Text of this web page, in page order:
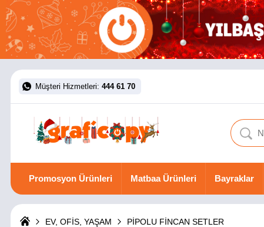
Müşteri Hizmetleri: 444 61 70
Promosyon Ürünleri Matbaa Ürünleri Bayraklar
EV, OFİS, YAŞAM PİPOLU FİNCAN SETLER